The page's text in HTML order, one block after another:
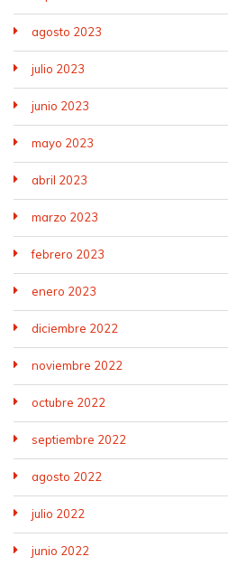
agosto 2023
julio 2023
junio 2023
mayo 2023
abril 2023
marzo 2023
febrero 2023
enero 2023
diciembre 2022
noviembre 2022
octubre 2022
septiembre 2022
agosto 2022
julio 2022
junio 2022